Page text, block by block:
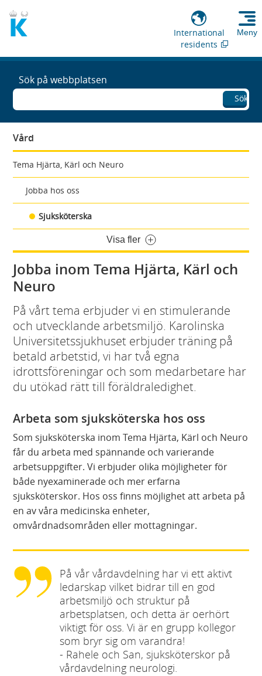
International
residents
Meny
Sök på webbplatsen
Sök
Vård
Tema Hjärta, Kärl och Neuro
Jobba hos oss
Sjuksköterska
Visa fler
Jobba inom Tema Hjärta, Kärl och
Neuro
På vårt tema erbjuder vi en stimulerande
och utvecklande arbetsmiljö. Karolinska
Universitetssjukhuset erbjuder träning på
betald arbetstid, vi har två egna
idrottsföreningar och som medarbetare har
du utökad rätt till föräldraledighet.
Arbeta som sjuksköterska hos oss
Som sjuksköterska inom Tema Hjärta, Kärl och Neuro
får du arbeta med spännande och varierande
arbetsuppgifter. Vi erbjuder olika möjligheter för
både nyexaminerade och mer erfarna
sjuksköterskor. Hos oss finns möjlighet att arbeta på
en av våra medicinska enheter,
omvårdnadsområden eller mottagningar.
På vår vårdavdelning har vi ett aktivt
ledarskap vilket bidrar till en god
arbetsmiljö och struktur på
arbetsplatsen, och detta är oerhört
viktigt för oss. Vi är en grupp kollegor
som bryr sig om varandra!
- Rahele och San, sjuksköterskor på
vårdavdelning neurologi.